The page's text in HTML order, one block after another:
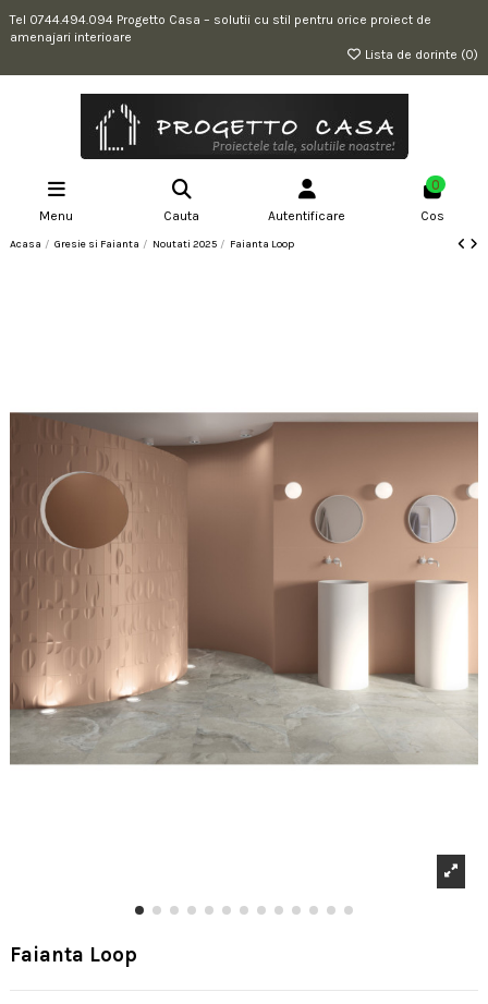
Tel 0744.494.094 Progetto Casa – solutii cu stil pentru orice proiect de
amenajari interioare
Lista de dorinte (0)
Menu Cauta Autentificare
0
Cos
Acasa Gresie si Faianta Noutati 2025 Faianta Loop
Faianta Loop